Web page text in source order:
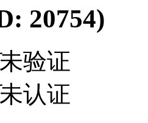
20754)
未验证
未认证